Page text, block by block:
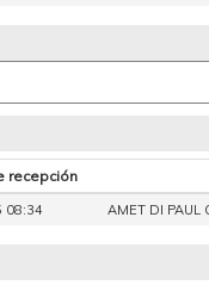
recepción
08:34 AMET DI PAUL